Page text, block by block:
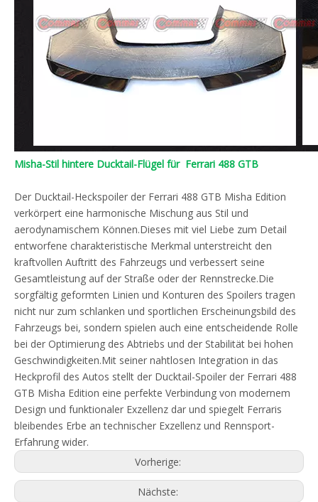
Misha-Stil hintere Ducktail-Flügel für Ferrari 488 GTB
Der Ducktail-Heckspoiler der Ferrari 488 GTB Misha Edition
verkörpert eine harmonische Mischung aus Stil und
aerodynamischem Können.Dieses mit viel Liebe zum Detail
entworfene charakteristische Merkmal unterstreicht den
kraftvollen Auftritt des Fahrzeugs und verbessert seine
Gesamtleistung auf der Straße oder der Rennstrecke.Die
sorgfältig geformten Linien und Konturen des Spoilers tragen
nicht nur zum schlanken und sportlichen Erscheinungsbild des
Fahrzeugs bei, sondern spielen auch eine entscheidende Rolle
bei der Optimierung des Abtriebs und der Stabilität bei hohen
Geschwindigkeiten.Mit seiner nahtlosen Integration in das
Heckprofil des Autos stellt der Ducktail-Spoiler der Ferrari 488
GTB Misha Edition eine perfekte Verbindung von modernem
Design und funktionaler Exzellenz dar und spiegelt Ferraris
bleibendes Erbe an technischer Exzellenz und Rennsport-
Erfahrung wider.
Vorherige:
Nächste: